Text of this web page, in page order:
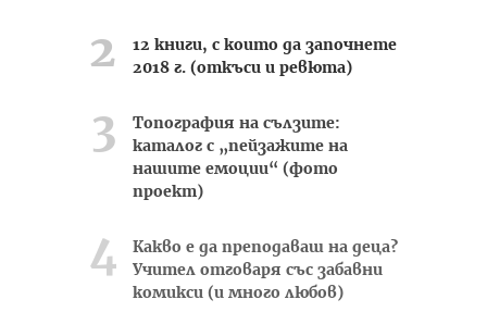
12 книги, с които да започнете
2018 г. (откъси и ревюта)
Топография на сълзите:
каталог с „пейзажите на
нашите емоции“ (фото
проект)
Какво е да преподаваш на деца?
Учител отговаря със забавни
комикси (и много любов)